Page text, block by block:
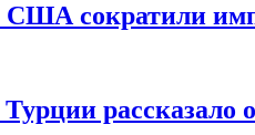
сократили
рассказало